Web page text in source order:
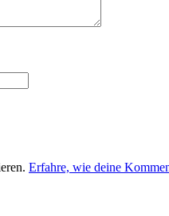
Erfahre, wie deine